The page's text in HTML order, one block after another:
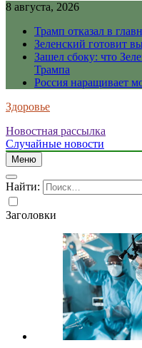
8 августа, 2026
Трамп отказал в
Зеленский готовит
Зашел сбоку: что
Трампа
Россия наращивает
Здоровье
Новостная рассылка
Случайные новости
Меню
Найти:
Заголовки